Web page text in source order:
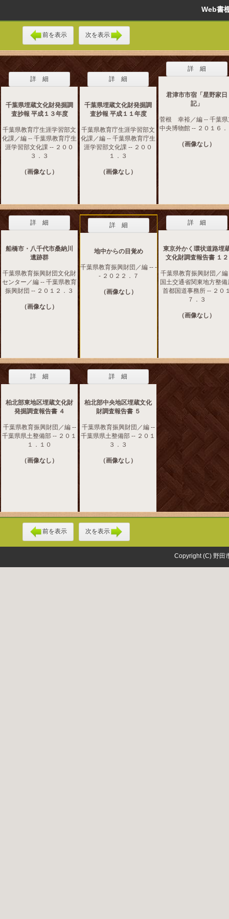
Web
前を表示 次を表示
詳 細
千葉県埋蔵文化財発掘調
査抄報 平成１３年度
千葉県教育庁生涯学習部文
化課／編 -- 千葉県教育庁生
涯学習部文化課 -- ２００
３．３
（画像なし）
詳 細
千葉県埋蔵文化財発掘調
査抄報 平成１１年度
千葉県教育庁生涯学習部文
化課／編 -- 千葉県教育庁生
涯学習部文化課 -- ２００
１．３
（画像なし）
詳 細
君津市市宿「星野家日
記」
菅根 幸裕／編 -- 千葉県
中央博物館 -- ２０１６
（画像なし）
詳 細
船橋市・八千代市桑納川
遺跡群
千葉県教育振興財団文化財
センター／編 -- 千葉県教育
振興財団 -- ２０１２．３
（画像なし）
詳 細
地中からの目覚め
千葉県教育振興財団／編 -- -
- ２０２２．７
（画像なし）
詳 細
東京外かく環状道路埋
文化財調査報告書 １２
千葉県教育振興財団／編
国土交通省関東地方整備
首都国道事務所 -- ２０
７．３
（画像なし）
詳 細
柏北部東地区埋蔵文化財
発掘調査報告書 ４
千葉県教育振興財団／編 --
千葉県県土整備部 -- ２０１
１．１０
（画像なし）
詳 細
柏北部中央地区埋蔵文化
財調査報告書 ５
千葉県教育振興財団／編 --
千葉県県土整備部 -- ２０１
３．３
（画像なし）
前を表示 次を表示
Copyright (C) 野田